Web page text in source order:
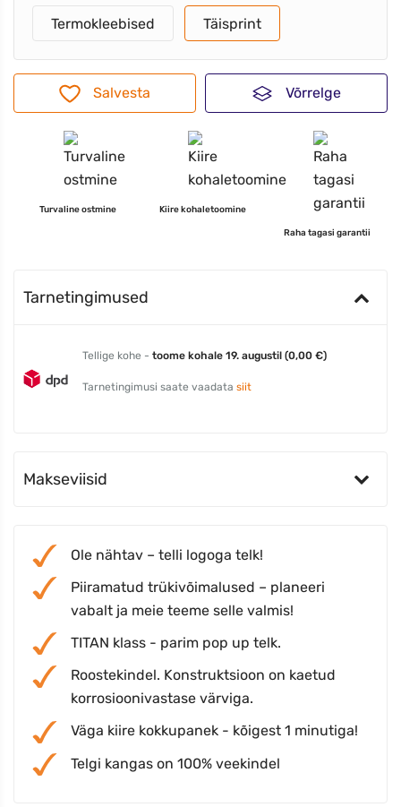
Termokleebised Täisprint
Salvesta Võrrelge
Turvaline ostmine Kiire kohaletoomine
Raha tagasi garantii
Tarnetingimused
Tellige kohe - toome kohale 19. augustil (0,00 €)
Tarnetingimusi saate vaadata siit
Makseviisid
Ole nähtav – telli logoga telk!
Piiramatud trükivõimalused – planeeri
vabalt ja meie teeme selle valmis!
TITAN klass - parim pop up telk.
Roostekindel. Konstruktsioon on kaetud
korrosioonivastase värviga.
Väga kiire kokkupanek - kõigest 1 minutiga!
Telgi kangas on 100% veekindel